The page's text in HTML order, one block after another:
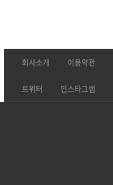
회사소개 이용약관
트위터 인스타그램